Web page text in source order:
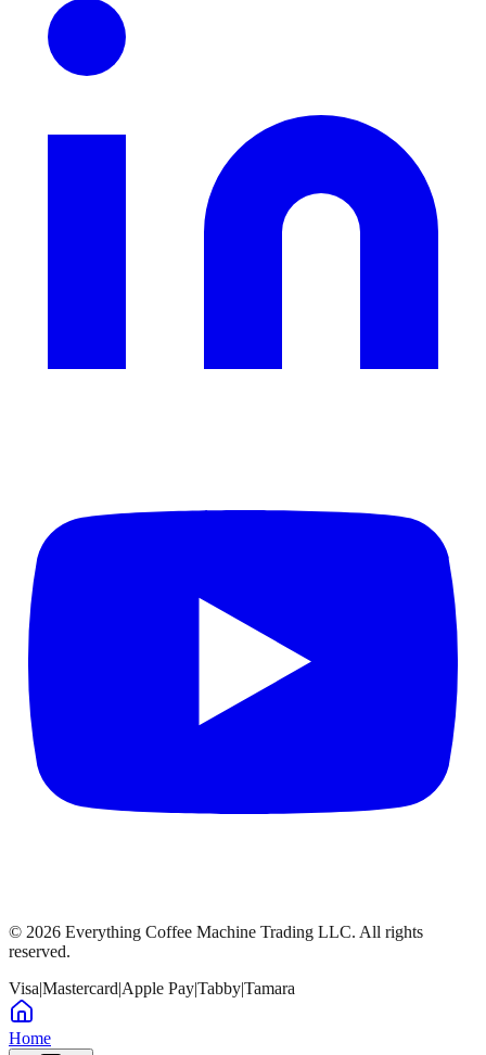
© 2026 Everything Coffee Machine Trading LLC. All rights
reserved.
Visa|Mastercard|Apple Pay|Tabby|Tamara
Home